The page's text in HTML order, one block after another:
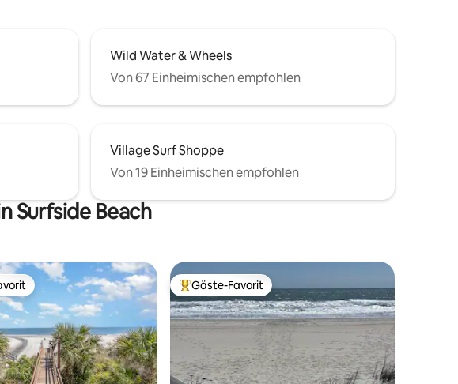
Wild Water & Wheels
Von 67 Einheimischen empfohlen
Village Surf Shoppe
Von 19 Einheimischen empfohlen
Surfside Beach
Favorit. Beliebter Gäste-Favorit.
Gäste-Favorit